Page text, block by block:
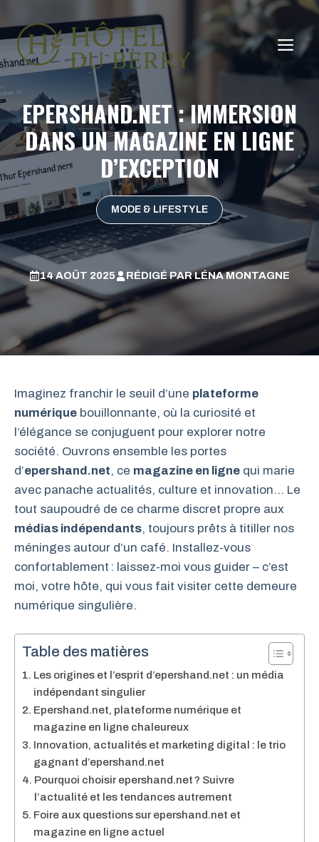
au
contenu
EPERSHAND.NET : IMMERSION
DANS UN MAGAZINE EN LIGNE
D’EXCEPTION
MODE & LIFESTYLE
14 AOÛT 2025 RÉDIGÉ PARLÉNA MONTAGNE
Imaginez franchir le seuil d’une plateforme
numérique bouillonnante, où la curiosité et
l’élégance se conjuguent pour explorer notre
société. Ouvrons ensemble les portes
d’epershand.net, ce magazine en ligne qui marie
avec panache actualités, culture et innovation… Le
tout saupoudré de ce charme discret propre aux
médias indépendants, toujours prêts à titiller nos
méninges autour d’un café. Installez-vous
confortablement : laissez-moi vous guider – c’est
moi, votre hôte, qui vous fait visiter cette demeure
numérique singulière.
Table des matières
Les origines et l’esprit d’epershand.net : un média
indépendant singulier
Epershand.net, plateforme numérique et
magazine en ligne chaleureux
Innovation, actualités et marketing digital : le trio
gagnant d’epershand.net
Pourquoi choisir epershand.net ? Suivre
l’actualité et les tendances autrement
Foire aux questions sur epershand.net et
magazine en ligne actuel